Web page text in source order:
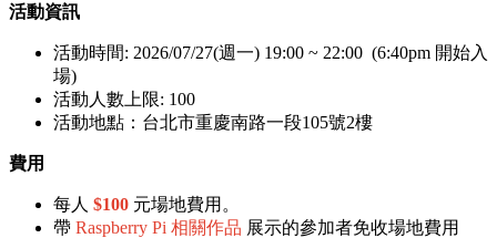
活動資訊
活動時間: 2026/07/27(週一) 19:00 ~ 22:00 (6:40pm 開始入
場)
活動人數上限: 100
活動地點：台北市重慶南路一段105號2樓
費用
每人 $100 元場地費用。
帶 Raspberry Pi 相關作品 展示的參加者免收場地費用